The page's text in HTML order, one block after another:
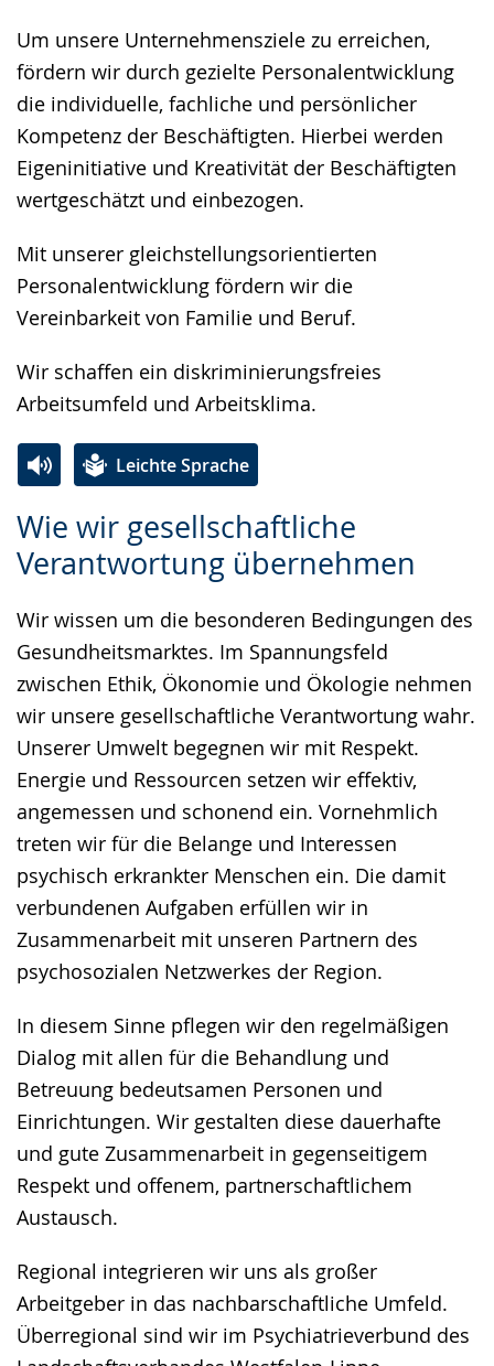
Um unsere Unternehmensziele zu erreichen,
fördern wir durch gezielte Personalentwicklung
die individuelle, fachliche und persönlicher
Kompetenz der Beschäftigten. Hierbei werden
Eigeninitiative und Kreativität der Beschäftigten
wertgeschätzt und einbezogen.
Mit unserer gleichstellungsorientierten
Personalentwicklung fördern wir die
Vereinbarkeit von Familie und Beruf.
Wir schaffen ein diskriminierungsfreies
Arbeitsumfeld und Arbeitsklima.
Wie wir gesellschaftliche
Verantwortung übernehmen
Wir wissen um die besonderen Bedingungen des
Gesundheitsmarktes. Im Spannungsfeld
zwischen Ethik, Ökonomie und Ökologie nehmen
wir unsere gesellschaftliche Verantwortung wahr.
Unserer Umwelt begegnen wir mit Respekt.
Energie und Ressourcen setzen wir effektiv,
angemessen und schonend ein. Vornehmlich
treten wir für die Belange und Interessen
psychisch erkrankter Menschen ein. Die damit
verbundenen Aufgaben erfüllen wir in
Zusammenarbeit mit unseren Partnern des
psychosozialen Netzwerkes der Region.
In diesem Sinne pflegen wir den regelmäßigen
Dialog mit allen für die Behandlung und
Betreuung bedeutsamen Personen und
Einrichtungen. Wir gestalten diese dauerhafte
und gute Zusammenarbeit in gegenseitigem
Respekt und offenem, partnerschaftlichem
Austausch.
Regional integrieren wir uns als großer
Arbeitgeber in das nachbarschaftliche Umfeld.
Überregional sind wir im Psychiatrieverbund des
Leichte Sprache
Leichten
Sprache
Audio-
Unterstützung.
Video
in
Gebärdensprache
wird
angezeigt.